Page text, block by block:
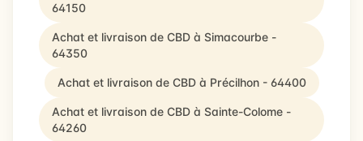
64150
Achat et livraison de CBD à Simacourbe -
64350
Achat et livraison de CBD à Précilhon - 64400
Achat et livraison de CBD à Sainte-Colome -
64260